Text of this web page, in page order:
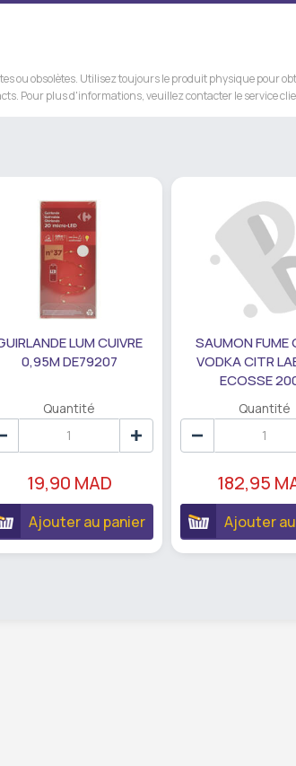
ou obsolètes. Utilisez toujours le produit physique pour
Pour plus d'informations, veuillez contacter le service
LUM CUIVRE
0,95M DE79207
Quantité
19,90 MAD
Ajouter au panier
SAUMON FUME
VODKA CITR
ECOSSE
Quantité
182,95
Ajouter